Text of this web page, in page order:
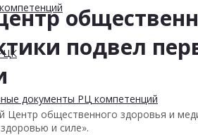
документы РЦ компетенций
подвел
Центр общественного здоровья и
и силе».